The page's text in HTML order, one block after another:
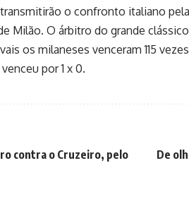
o confronto italiano
Milão. O árbitro do grande
os milaneses venceram 115
por 1 x 0.
contra o Cruzeiro, pelo
De